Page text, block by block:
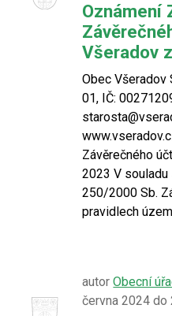
Oznámení
Všeradov
Obec Všeradov
01, IČ:
Závěrečného
2023 V souladu
250/2000 Sb.
pravidlech
autorObecní
června 2024 do